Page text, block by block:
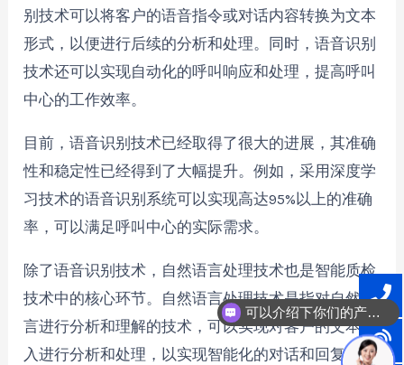
别技术可以将客户的语音指令或对话内容转换为文本
形式，以便进行后续的分析和处理。同时，语音识别
技术还可以实现自动化的呼叫响应和处理，提高呼叫
中心的工作效率。
目前，语音识别技术已经取得了很大的进展，其准确
性和稳定性已经得到了大幅提升。例如，采用深度学
习技术的语音识别系统可以实现高达95%以上的准确
率，可以满足呼叫中心的实际需求。
除了语音识别技术，自然语言处理技术也是智能质检
技术中的核心环节。自然语言处理技术是指对自然语
言进行分析和理解的技术，可以实现对客户的文本输
入进行分析和处理，以实现智能化的对话和回复。在
可以介绍下你们的产品么？